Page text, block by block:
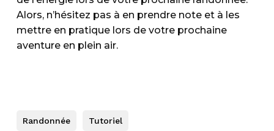
Alors, n’hésitez pas à en prendre note et à les
mettre en pratique lors de votre prochaine
aventure en plein air.
Randonnée Tutoriel